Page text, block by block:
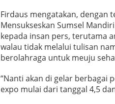
Firdaus mengatakan, dengan
Mensukseskan Sumsel
kepada insan pers, terutama
walau tidak melalui tulisan
berolahraga untuk meuju
“Nanti akan di gelar berbagai
expo mulai dari tanggal 4,5